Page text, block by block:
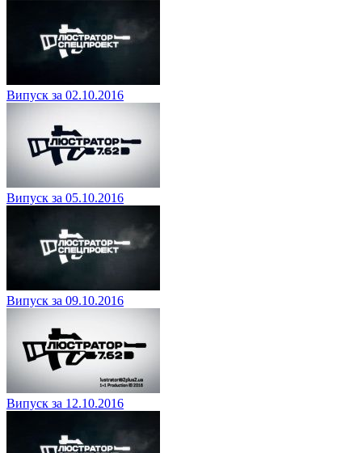
Випуск за 02.10.2016
Випуск за 05.10.2016
Випуск за 09.10.2016
Випуск за 12.10.2016